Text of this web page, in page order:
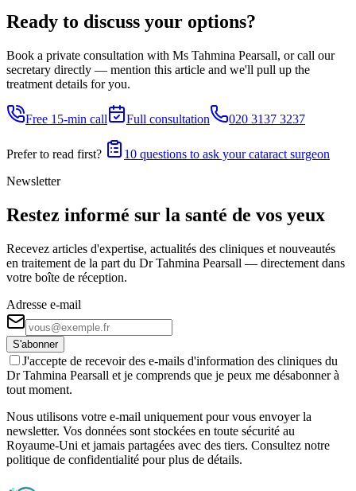
Ready to discuss your options?
Book a private consultation with Ms Tahmina Pearsall, or call our
secretary directly — mention this article and we'll pull up the
treatment details for you.
Free 15-min call Full consultation 020 3137 3237
Prefer to read first?
10 questions to ask your cataract surgeon
Newsletter
Restez informé sur la santé de vos yeux
Recevez articles d'expertise, actualités des cliniques et nouveautés
en traitement de la part du Dr Tahmina Pearsall — directement dans
votre boîte de réception.
Adresse e-mail
S'abonner
J'accepte de recevoir des e-mails d'information des cliniques du
Dr Tahmina Pearsall et je comprends que je peux me désabonner à
tout moment.
Nous utilisons votre e-mail uniquement pour vous envoyer la
newsletter. Vos données sont stockées en toute sécurité au
Royaume-Uni et jamais partagées avec des tiers. Consultez notre
politique de confidentialité pour plus de détails.